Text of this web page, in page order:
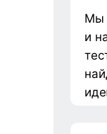
Мы
и